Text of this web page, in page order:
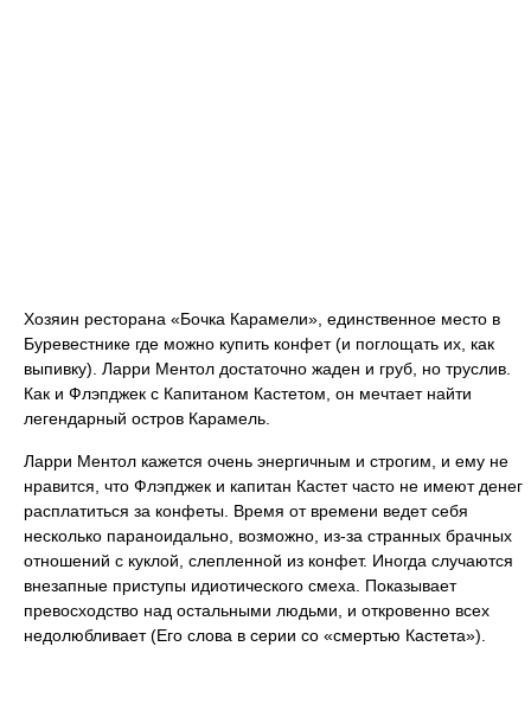
Хозяин ресторана «Бочка Карамели», единственное место в
Буревестнике где можно купить конфет (и поглощать их, как
выпивку). Ларри Ментол достаточно жаден и груб, но труслив.
Как и Флэпджек с Капитаном Кастетом, он мечтает найти
легендарный остров Карамель.
Ларри Ментол кажется очень энергичным и строгим, и ему не
нравится, что Флэпджек и капитан Кастет часто не имеют денег
расплатиться за конфеты. Время от времени ведет себя
несколько параноидально, возможно, из-за странных брачных
отношений с куклой, слепленной из конфет. Иногда случаются
внезапные приступы идиотического смеха. Показывает
превосходство над остальными людьми, и откровенно всех
недолюбливает (Его слова в серии со «смертью Кастета»).